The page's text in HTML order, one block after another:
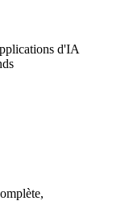
d'IA